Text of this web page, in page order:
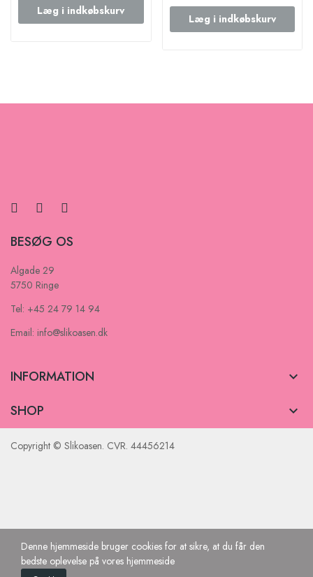
Læg i indkøbskurv
Læg i indkøbskurv
BESØG OS
Algade 29
5750 Ringe
Tel: +45 24 79 14 94
Email: info@slikoasen.dk
INFORMATION 
SHOP 
Copyright © Slikoasen. CVR. 44456214
Denne hjemmeside bruger cookies for at sikre, at du får den
bedste oplevelse på vores hjemmeside